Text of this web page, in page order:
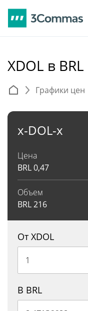
XDOL в BRL
Графики цен
x-DOL-x
Цена
BRL0,47
Объем
BRL216
От XDOL
В BRL